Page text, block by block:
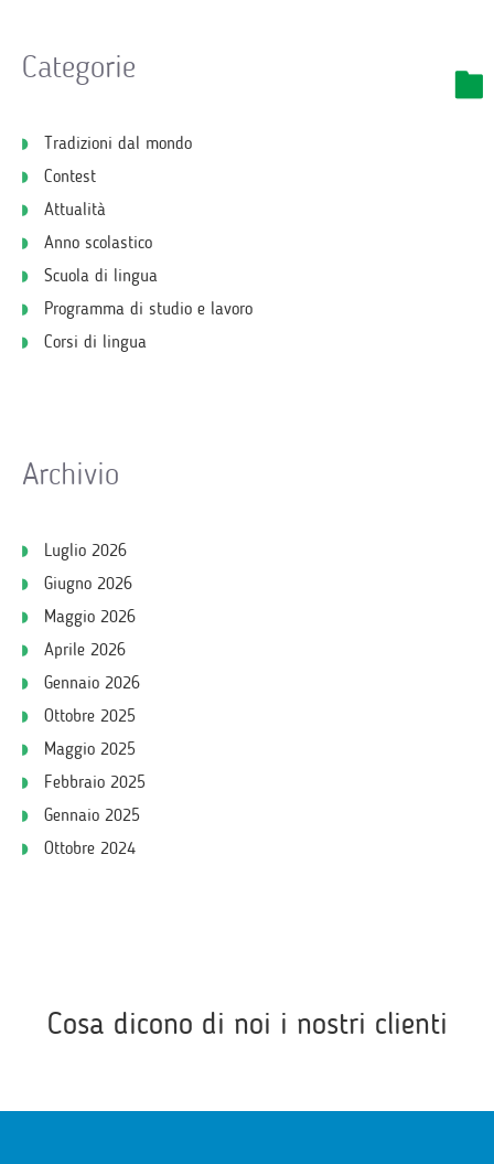
Categorie
Tradizioni dal mondo
Contest
Attualità
Anno scolastico
Scuola di lingua
Programma di studio e lavoro
Corsi di lingua
Archivio
Luglio 2026
Giugno 2026
Maggio 2026
Aprile 2026
Gennaio 2026
Ottobre 2025
Maggio 2025
Febbraio 2025
Gennaio 2025
Ottobre 2024
Cosa dicono di noi i nostri clienti